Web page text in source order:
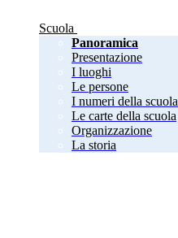
Scuola
Panoramica
Presentazione
I luoghi
Le persone
I numeri della scuola
Le carte della scuola
Organizzazione
La storia